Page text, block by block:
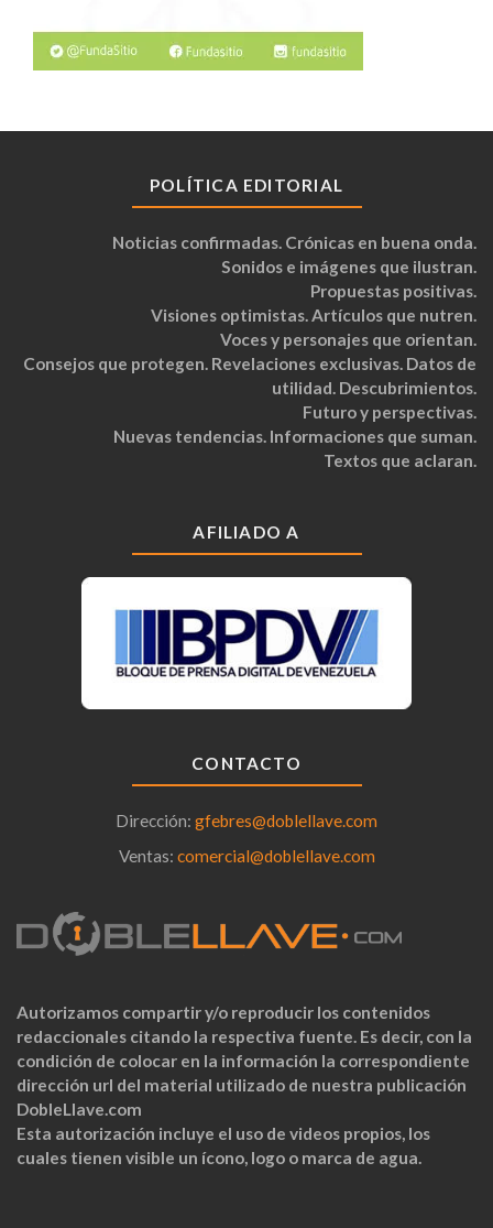
POLÍTICA EDITORIAL
Noticias confirmadas. Crónicas en buena onda.
Sonidos e imágenes que ilustran.
Propuestas positivas.
Visiones optimistas. Artículos que nutren.
Voces y personajes que orientan.
Consejos que protegen. Revelaciones exclusivas. Datos de
utilidad. Descubrimientos.
Futuro y perspectivas.
Nuevas tendencias. Informaciones que suman.
Textos que aclaran.
AFILIADO A
CONTACTO
Dirección: gfebres@doblellave.com
Ventas: comercial@doblellave.com
Autorizamos compartir y/o reproducir los contenidos
redaccionales citando la respectiva fuente. Es decir, con la
condición de colocar en la información la correspondiente
dirección url del material utilizado de nuestra publicación
DobleLlave.com
Esta autorización incluye el uso de videos propios, los
cuales tienen visible un ícono, logo o marca de agua.